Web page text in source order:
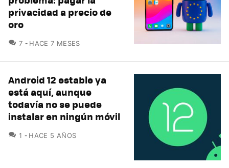
privacidad a precio de
oro
7 COMENTARIOS
HACE 7 MESES
Android 12 estable ya
está aquí, aunque
todavía no se puede
instalar en ningún móvil
1 COMENTARIOS
HACE 5 AÑOS